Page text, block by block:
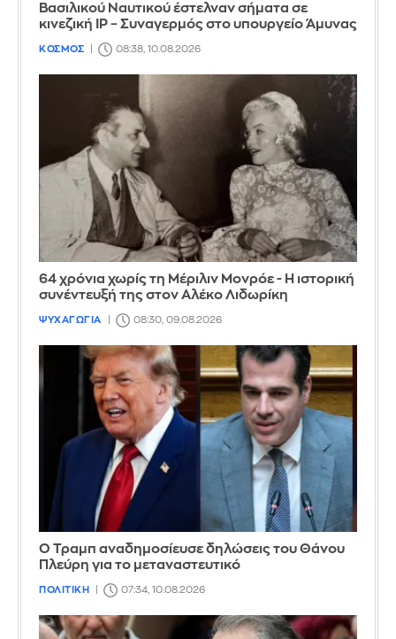
Βασιλικού Ναυτικού έστελναν σήματα σε
κινεζική IP – Συναγερμός στο υπουργείο Άμυνας
ΚΟΣΜΟΣ 08:38, 10.08.2026
64 χρόνια χωρίς τη Μέριλιν Μονρόε - Η ιστορική
συνέντευξή της στον Αλέκο Λιδωρίκη
ΨΥΧΑΓΩΓΙΑ 08:30, 09.08.2026
Ο Τραμπ αναδημοσίευσε δηλώσεις του Θάνου
Πλεύρη για το μεταναστευτικό
ΠΟΛΙΤΙΚΗ 07:34, 10.08.2026